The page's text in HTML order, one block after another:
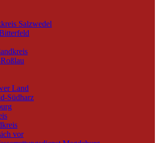
Salzwedel
Land
Südharz
vor